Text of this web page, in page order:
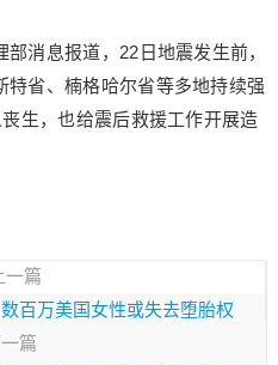
消息报道，22日地震发生前，
省、楠格哈尔省等多地持续强
生，也给震后救援工作开展造
一篇
百万美国女性或失去堕胎权
篇